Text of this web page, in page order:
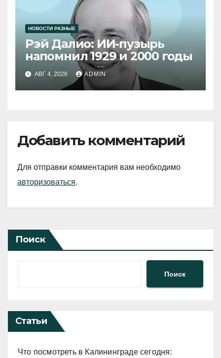
НОВОСТИ РАЗНЫЕ
Рэй Далио: ИИ-пузырь
напомнил 1929 и 2000 годы
АВГ 4, 2026 ADMIN
Добавить комментарий
Для отправки комментария вам необходимо
авторизоваться.
Поиск
Поиск
Статьи
Что посмотреть в Калининграде сегодня: